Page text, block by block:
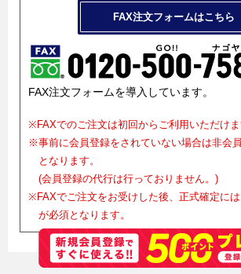
FAX注文フォームはこちら
FAX注文フォームを導入しています。
※FAXでのご注文は初回からご利用いただけま
※事前に会員登録をされていない場合は非会
となります。
(会員登録の代行は行っておりません。)
※FAXでご注文をお受けした後、正式確定に
が必須となります。